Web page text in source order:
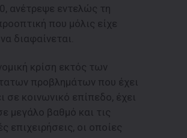
ανέτρεψε εντελώς τη
που μόλις είχε
διαφαίνεται.
κρίση εκτός των
προβλημάτων που έχει
σε κοινωνικό επίπεδο, έχει
μεγάλο βαθμό και τις
επιχειρήσεις, οι οποίες